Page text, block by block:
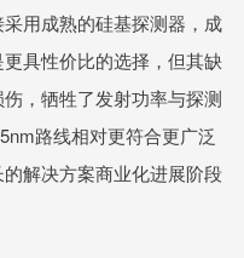
用成熟的硅基探测器，成
具性价比的选择，但其缺
，牺牲了发射功率与探测
路线相对更符合更广泛
解决方案商业化进展阶段